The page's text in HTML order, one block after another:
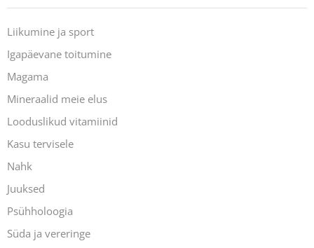
Liikumine ja sport
Igapäevane toitumine
Magama
Mineraalid meie elus
Looduslikud vitamiinid
Kasu tervisele
Nahk
Juuksed
Psühholoogia
Süda ja vereringe